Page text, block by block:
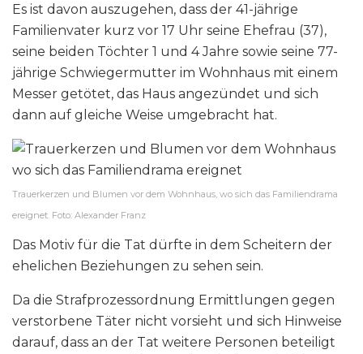
Es ist davon auszugehen, dass der 41-jährige
Familienvater kurz vor 17 Uhr seine Ehefrau (37),
seine beiden Töchter 1 und 4 Jahre sowie seine 77-
jährige Schwiegermutter im Wohnhaus mit einem
Messer getötet, das Haus angezündet und sich
dann auf gleiche Weise umgebracht hat.
Trauerkerzen und Blumen vor dem Wohnhaus, wo sich das Familiendrama
ereignet. Foto: Alexander Franz
Das Motiv für die Tat dürfte in dem Scheitern der
ehelichen Beziehungen zu sehen sein.
Da die Strafprozessordnung Ermittlungen gegen
verstorbene Täter nicht vorsieht und sich Hinweise
darauf, dass an der Tat weitere Personen beteiligt